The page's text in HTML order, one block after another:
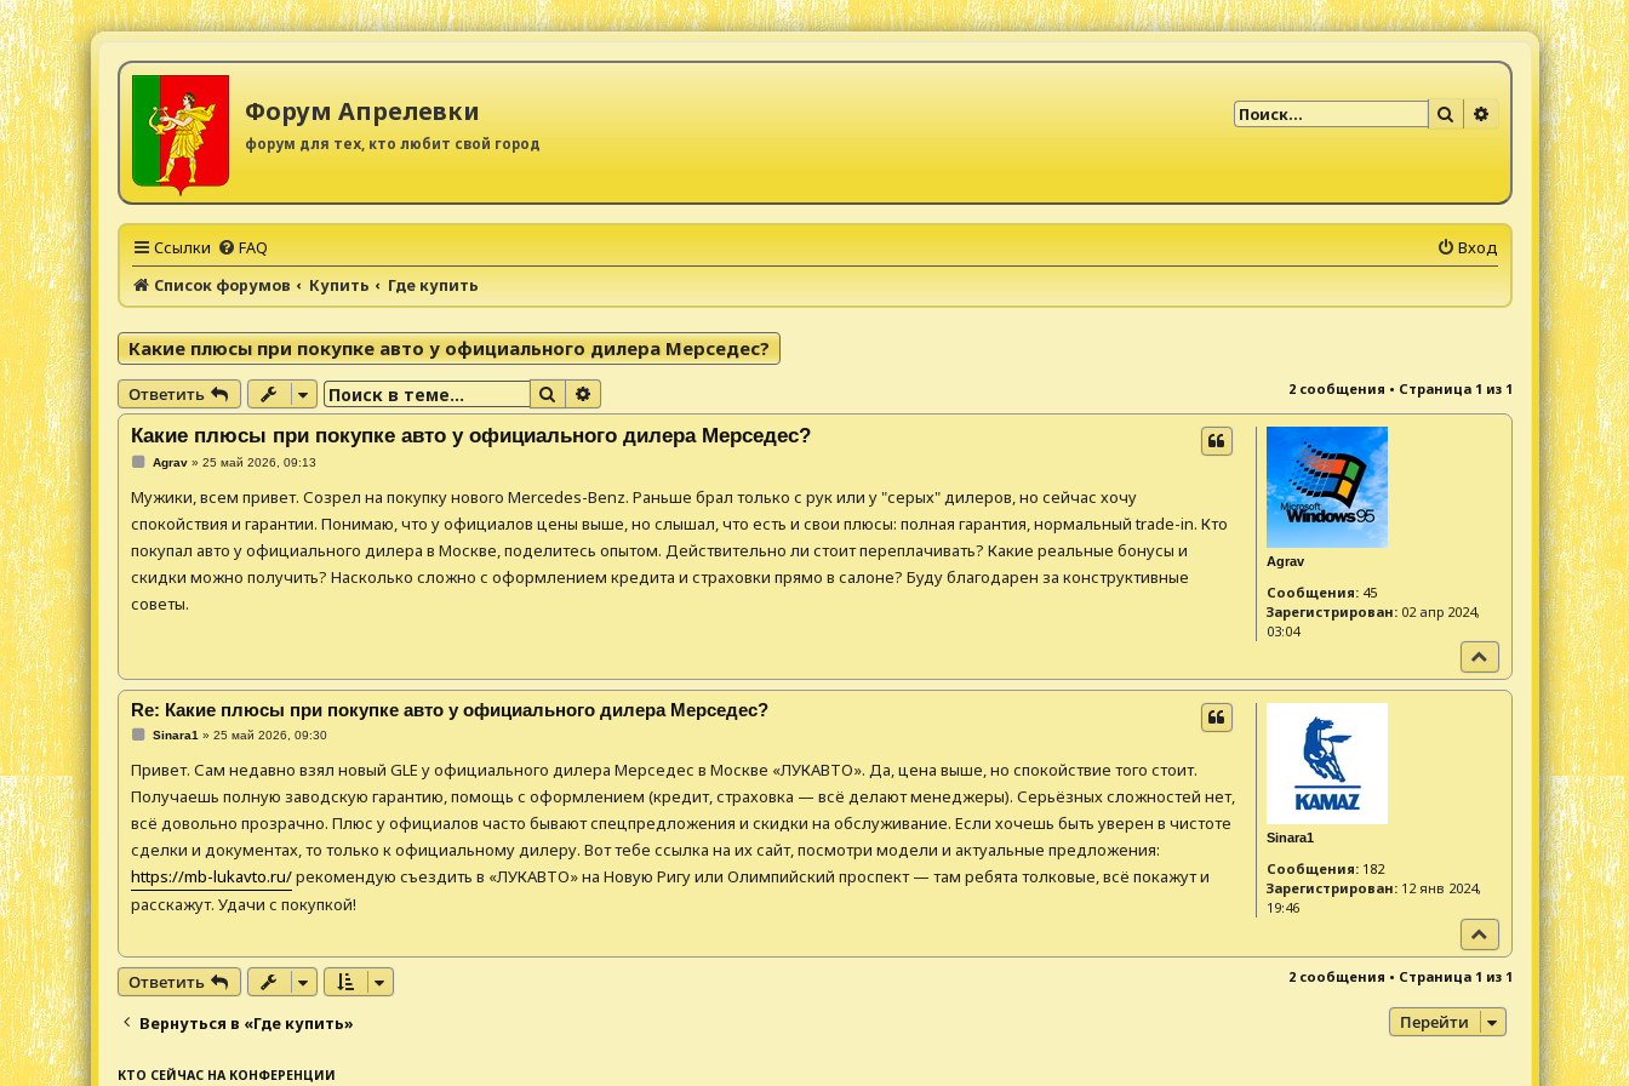
Форум Апрелевки
форум для тех, кто любит свой город
Поиск Расширенный
Ссылки FAQ
Вход
Список форумов
Купить Где купить
Какие плюсы при покупке авто у официального дилера Мерседес?
Ответить Поиск 2 сообщения • Страница 1 из 1
Agrav
Сообщения: 45
Зарегистрирован:02 апр 2024,
03:04
Какие плюсы при покупке авто у официального дилера Мерседес?
С
б
е
н
е
Agrav» 25 май 2026, 09:13
Мужики, всем привет. Созрел на покупку нового Mercedes-Benz. Раньше брал только с рук или у "серых" дилеров, но сейчас хочу
спокойствия и гарантии. Понимаю, что у официалов цены выше, но слышал, что есть и свои плюсы: полная гарантия, нормальный trade-in. Кто
покупал авто у официального дилера в Москве, поделитесь опытом. Действительно ли стоит переплачивать? Какие реальные бонусы и
скидки можно получить? Насколько сложно с оформлением кредита и страховки прямо в салоне? Буду благодарен за конструктивные
советы.
е
р
а
л
у
Sinara1
Сообщения: 182
Зарегистрирован:12 янв 2024,
19:46
Re: Какие плюсы при покупке авто у официального дилера Мерседес?
С
б
е
н
е
Sinara1 » 25 май 2026, 09:30
Привет. Сам недавно взял новый GLE у официального дилера Мерседес в Москве «ЛУКАВТО». Да, цена выше, но спокойствие того стоит.
Получаешь полную заводскую гарантию, помощь с оформлением (кредит, страховка — всё делают менеджеры). Серьёзных сложностей нет,
всё довольно прозрачно. Плюс у официалов часто бывают спецпредложения и скидки на обслуживание. Если хочешь быть уверен в чистоте
сделки и документах, то только к официальному дилеру. Вот тебе ссылка на их сайт, посмотри модели и актуальные предложения:
https://mb-lukavto.ru/рекомендую съездить в «ЛУКАВТО» на Новую Ригу или Олимпийский проспект — там ребята толковые, всё покажут и
расскажут. Удачи с покупкой!
е
р
у
т
Ответить 2 сообщения • Страница 1 из 1
Вернуться в «Где купить» Перейти
КТО СЕЙЧАС НА КОНФЕРЕНЦИИ